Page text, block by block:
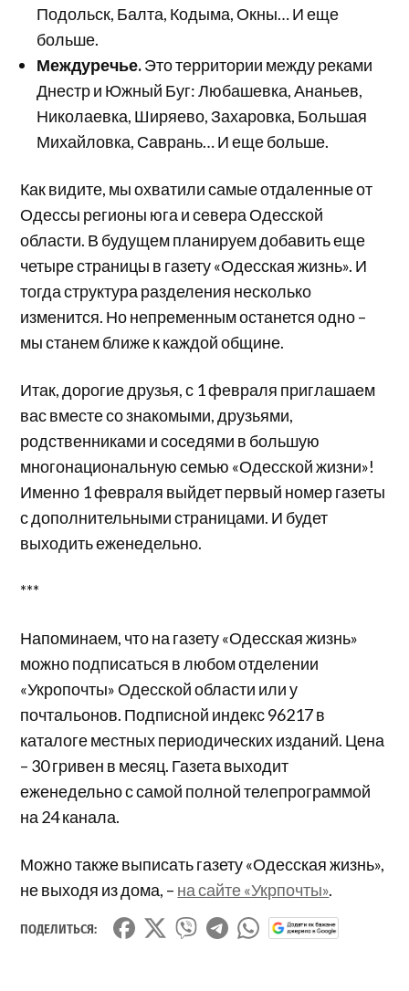
Подольск, Балта, Кодыма, Окны… И еще
больше.
Междуречье.Это территории между реками
Днестр и Южный Буг: Любашевка, Ананьев,
Николаевка, Ширяево, Захаровка, Большая
Михайловка, Саврань… И еще больше.
Как видите, мы охватили самые отдаленные от
Одессы регионы юга и севера Одесской
области. В будущем планируем добавить еще
четыре страницы в газету «Одесская жизнь». И
тогда структура разделения несколько
изменится. Но непременным останется одно –
мы станем ближе к каждой общине.
Итак, дорогие друзья, с 1 февраля приглашаем
вас вместе со знакомыми, друзьями,
родственниками и соседями в большую
многонациональную семью «Одесской жизни»!
Именно 1 февраля выйдет первый номер газеты
с дополнительными страницами. И будет
выходить еженедельно.
***
Напоминаем, что на газету «Одесская жизнь»
можно подписаться в любом отделении
«Укропочты» Одесской области или у
почтальонов. Подписной индекс 96217 в
каталоге местных периодических изданий. Цена
– 30 гривен в месяц. Газета выходит
еженедельно с самой полной телепрограммой
на 24 канала.
Можно также выписать газету «Одесская жизнь»,
не выходя из дома, – на сайте «Укрпочты».
ПОДЕЛИТЬСЯ: